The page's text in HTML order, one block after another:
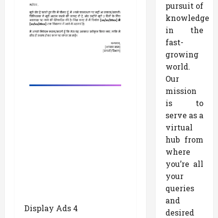
Display Ads 4
pursuit of
knowledge
in the
fast-
growing
world.
Our
mission
is to
serve as a
virtual
hub from
where
you’re all
your
queries
and
desired